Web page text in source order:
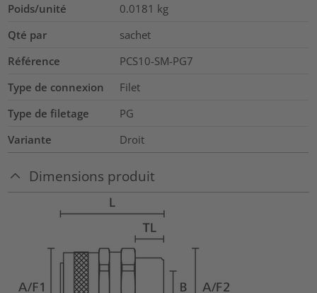
Poids/unité
0.0181 kg
Qté par
sachet
Référence
PCS10-SM-PG7
Type de connexion
Filet
Type de filetage
PG
Variante
Droit
Dimensions produit